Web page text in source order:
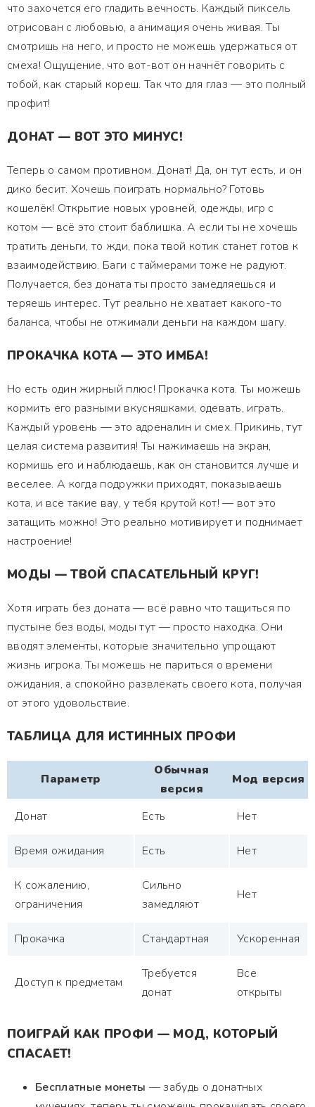
что захочется его гладить вечность. Каждый пиксель
отрисован с любовью, а анимация очень живая. Ты
смотришь на него, и просто не можешь удержаться от
смеха! Ощущение, что вот-вот он начнёт говорить с
тобой, как старый кореш. Так что для глаз — это полный
профит!
ДОНАТ — ВОТ ЭТО МИНУС!
Теперь о самом противном. Донат! Да, он тут есть, и он
дико бесит. Хочешь поиграть нормально? Готовь
кошелёк! Открытие новых уровней, одежды, игр с
котом — всё это стоит баблишка. А если ты не хочешь
тратить деньги, то жди, пока твой котик станет готов к
взаимодействию. Баги с таймерами тоже не радуют.
Получается, без доната ты просто замедляешься и
теряешь интерес. Тут реально не хватает какого-то
баланса, чтобы не отжимали деньги на каждом шагу.
ПРОКАЧКА КОТА — ЭТО ИМБА!
Но есть один жирный плюс! Прокачка кота. Ты можешь
кормить его разными вкусняшками, одевать, играть.
Каждый уровень — это адреналин и смех. Прикинь, тут
целая система развития! Ты нажимаешь на экран,
кормишь его и наблюдаешь, как он становится лучше и
веселее. А когда подружки приходят, показываешь
кота, и все такие вау, у тебя крутой кот! — вот это
затащить можно! Это реально мотивирует и поднимает
настроение!
МОДЫ — ТВОЙ СПАСАТЕЛЬНЫЙ КРУГ!
Хотя играть без доната — всё равно что тащиться по
пустыне без воды, моды тут — просто находка. Они
вводят элементы, которые значительно упрощают
жизнь игрока. Ты можешь не париться о времени
ожидания, а спокойно развлекать своего кота, получая
от этого удовольствие.
ТАБЛИЦА ДЛЯ ИСТИННЫХ ПРОФИ
Параметр
Обычная
версия
Мод версия
Донат Есть Нет
Время ожидания Есть Нет
К сожалению,
ограничения
Сильно
замедляют
Нет
Прокачка Стандартная Ускоренная
Доступ к предметам
Требуется
донат
Все
открыты
ПОИГРАЙ КАК ПРОФИ — МОД, КОТОРЫЙ
СПАСАЕТ!
Бесплатные монеты — забудь о донатных